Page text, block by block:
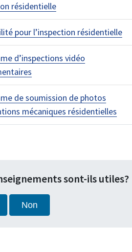
résidentielle
pour l’inspection résidentielle
d’inspections vidéo
de soumission de photos
mécaniques résidentielles
sont-ils utiles?
Non